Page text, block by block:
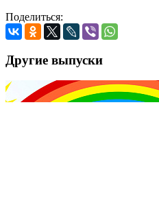
Поделиться:
Другие выпуски